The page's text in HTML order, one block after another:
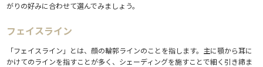
がりの好みに合わせて選んでみましょう。
フェイスライン
「フェイスライン」とは、顔の輪郭ラインのことを指します。主に顎から耳に
かけてのラインを指すことが多く、シェーディングを施すことで細く引き締ま